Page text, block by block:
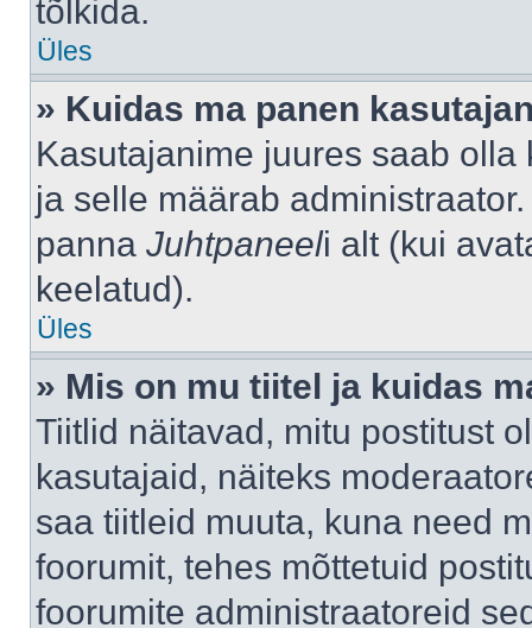
tõlkida.
Üles
» Kuidas ma panen
Kasutajanime juures saab
ja selle määrab
panna Juhtpaneeli alt (kui
keelatud).
Üles
» Mis on mu tiitel ja kuidas
Tiitlid näitavad, mitu postitust
kasutajaid, näiteks
saa tiitleid muuta, kuna need
foorumit, tehes mõttetuid
foorumite administraatoreid